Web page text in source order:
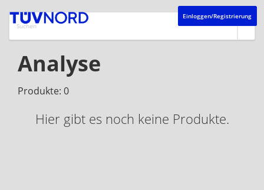
Einloggen/Registrierung
Analyse
Produkte: 0
Hier gibt es noch keine Produkte.